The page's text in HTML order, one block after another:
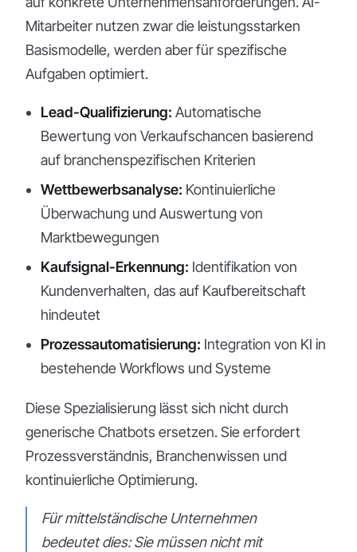
Mitarbeiter nutzen zwar die leistungsstarken
Basismodelle, werden aber für spezifische
Aufgaben optimiert.
Lead-Qualifizierung: Automatische
Bewertung von Verkaufschancen basierend
auf branchenspezifischen Kriterien
Wettbewerbsanalyse: Kontinuierliche
Überwachung und Auswertung von
Marktbewegungen
Kaufsignal-Erkennung: Identifikation von
Kundenverhalten, das auf Kaufbereitschaft
hindeutet
Prozessautomatisierung: Integration von KI in
bestehende Workflows und Systeme
Diese Spezialisierung lässt sich nicht durch
generische Chatbots ersetzen. Sie erfordert
Prozessverständnis, Branchenwissen und
kontinuierliche Optimierung.
Für mittelständische Unternehmen
bedeutet dies: Sie müssen nicht mit